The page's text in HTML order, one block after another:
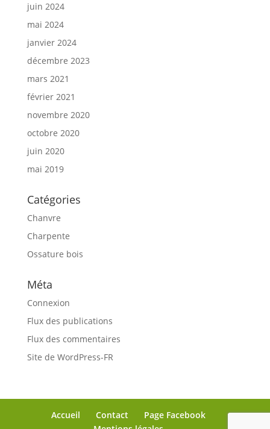
juin 2024
mai 2024
janvier 2024
décembre 2023
mars 2021
février 2021
novembre 2020
octobre 2020
juin 2020
mai 2019
Catégories
Chanvre
Charpente
Ossature bois
Méta
Connexion
Flux des publications
Flux des commentaires
Site de WordPress-FR
Accueil Contact
Page Facebook